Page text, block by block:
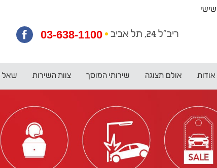
03-638-1100 ריב"ל 24, תל אביב
אודות אולם תצוגה שירותי המוסך צוות השירות שאל